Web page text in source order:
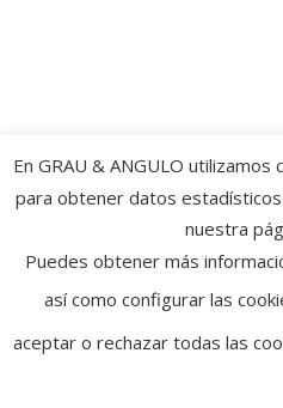
En GRAU & ANGULO
para obtener datos
nuestra
Puedes obtener más
así como configurar las
aceptar o rechazar todas las